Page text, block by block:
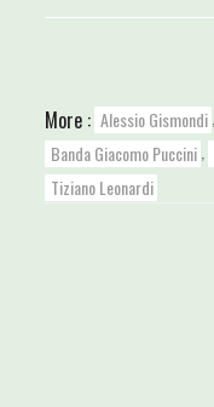
More : Alessio Gismondi
Banda Giacomo Puccini
Tiziano Leonardi